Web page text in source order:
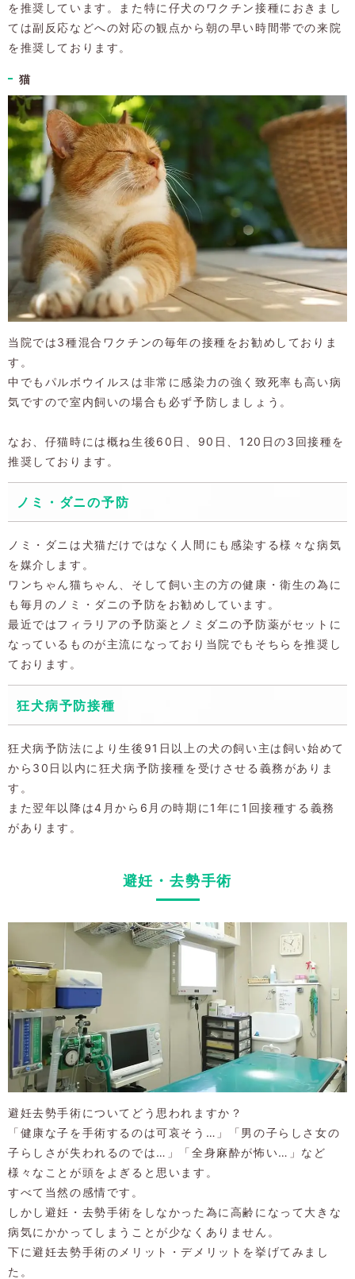
を推奨しています。また特に仔犬のワクチン接種におきまし
ては副反応などへの対応の観点から朝の早い時間帯での来院
を推奨しております。
猫
当院では3種混合ワクチンの毎年の接種をお勧めしておりま
す。
中でもパルボウイルスは非常に感染力の強く致死率も高い病
気ですので室内飼いの場合も必ず予防しましょう。
なお、仔猫時には概ね生後60日、90日、120日の3回接種を
推奨しております。
ノミ・ダニの予防
ノミ・ダニは犬猫だけではなく人間にも感染する様々な病気
を媒介します。
ワンちゃん猫ちゃん、そして飼い主の方の健康・衛生の為に
も毎月のノミ・ダニの予防をお勧めしています。
最近ではフィラリアの予防薬とノミダニの予防薬がセットに
なっているものが主流になっており当院でもそちらを推奨し
ております。
狂犬病予防接種
狂犬病予防法により生後91日以上の犬の飼い主は飼い始めて
から30日以内に狂犬病予防接種を受けさせる義務がありま
す。
また翌年以降は4月から6月の時期に1年に1回接種する義務
があります。
避妊・去勢手術
避妊去勢手術についてどう思われますか？
「健康な子を手術するのは可哀そう…」「男の子らしさ女の
子らしさが失われるのでは…」「全身麻酔が怖い…」など
様々なことが頭をよぎると思います。
すべて当然の感情です。
しかし避妊・去勢手術をしなかった為に高齢になって大きな
病気にかかってしまうことが少なくありません。
下に避妊去勢手術のメリット・デメリットを挙げてみまし
た。